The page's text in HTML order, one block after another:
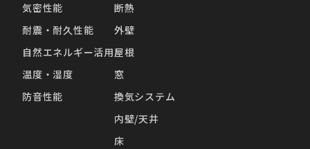
気密性能
耐震・耐久性能
自然エネルギー活用
温度・湿度
防音性能
断熱
外壁
屋根
窓
換気システム
内壁/天井
床